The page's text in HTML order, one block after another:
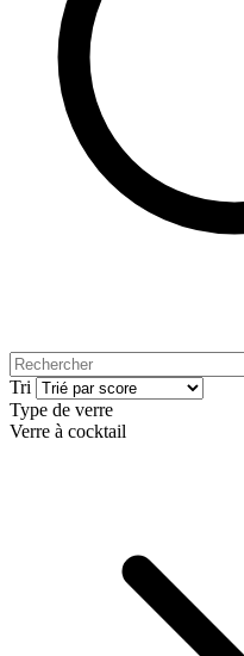
Tri
Type de verre
Verre à cocktail